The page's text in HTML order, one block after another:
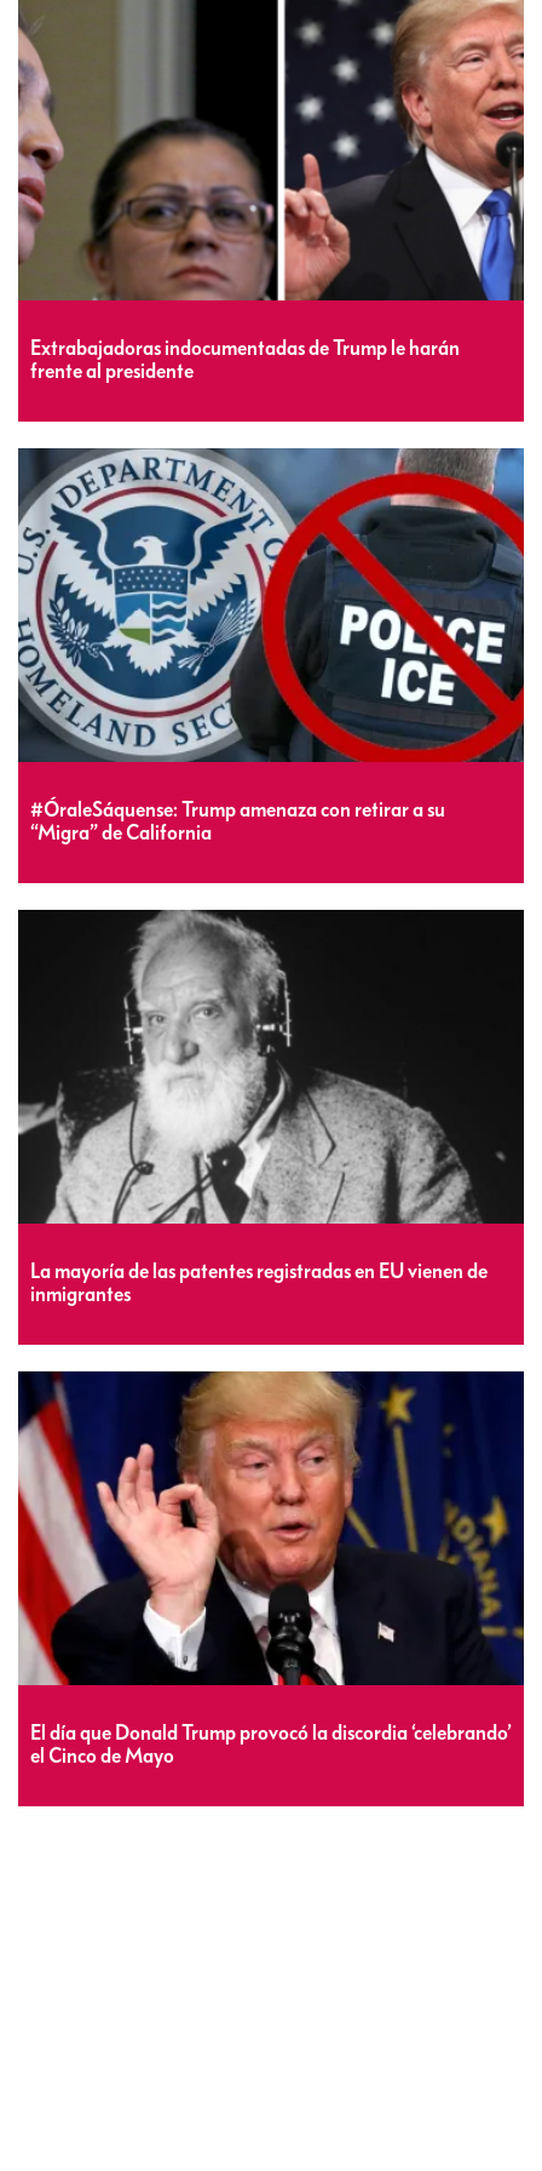
Extrabajadoras indocumentadas de Trump le harán
frente al presidente
#ÓraleSáquense: Trump amenaza con retirar a su
“Migra” de California
La mayoría de las patentes registradas en EU vienen de
inmigrantes
El día que Donald Trump provocó la discordia ‘celebrando’
el Cinco de Mayo